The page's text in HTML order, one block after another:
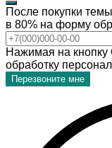
После покупки
в 80% на форму
Нажимая на кнопку
обработку
Перезвоните мне